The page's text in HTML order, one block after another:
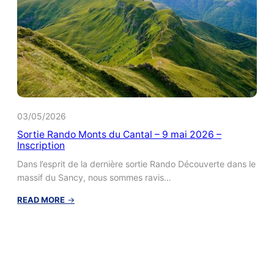
et
« Entre
ciel
et
terre »
du
03-
02-
30-
03-
03/05/2026
Sortie Rando Monts du Cantal – 9 mai 2026 –
Inscription
Dans l’esprit de la dernière sortie Rando Découverte dans le
massif du Sancy, nous sommes ravis…
READ MORE →